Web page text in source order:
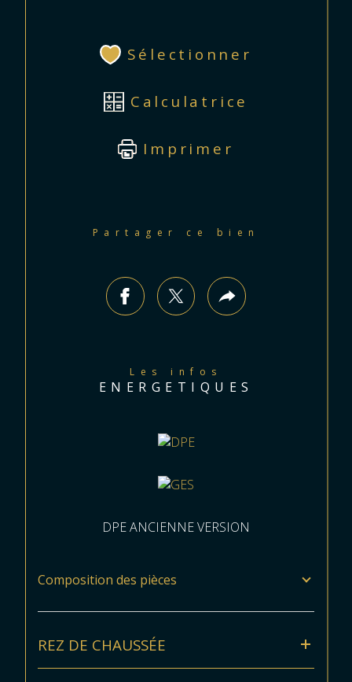
Sélectionner
Calculatrice
Imprimer
Partager ce bien
Les infos
ENERGETIQUES
DPE ANCIENNE VERSION
Composition des pièces
REZ DE CHAUSSÉE